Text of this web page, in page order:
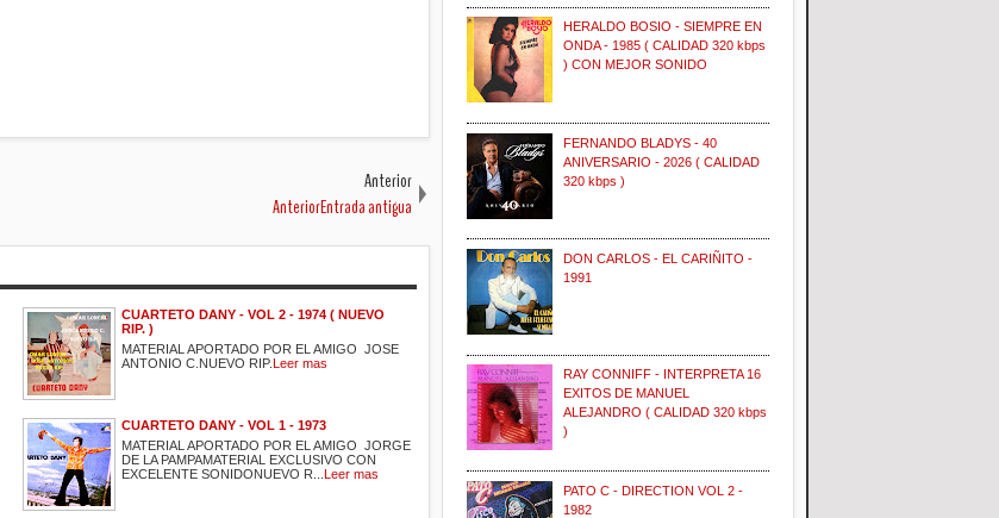
Anterior
AnteriorEntrada antigua
CUARTETO DANY - VOL 2 - 1974 ( NUEVO
RIP. )
MATERIAL APORTADO POR EL AMIGO JOSE
ANTONIO C.NUEVO RIP.Leer mas
CUARTETO DANY - VOL 1 - 1973
MATERIAL APORTADO POR EL AMIGO JORGE
DE LA PAMPAMATERIAL EXCLUSIVO CON
EXCELENTE SONIDONUEVO R... Leer mas
HERALDO BOSIO - SIEMPRE EN
ONDA - 1985 ( CALIDAD 320 kbps
) CON MEJOR SONIDO
FERNANDO BLADYS - 40
ANIVERSARIO - 2026 ( CALIDAD
320 kbps )
DON CARLOS - EL CARIÑITO -
1991
RAY CONNIFF - INTERPRETA 16
EXITOS DE MANUEL
ALEJANDRO ( CALIDAD 320 kbps
)
PATO C - DIRECTION VOL 2 -
1982